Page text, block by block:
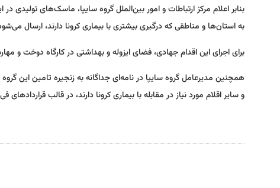
بنابر اعلام مرکز ارتباطات و امور بین‌الملل گروه سایپا، ماسک‌های
به استان‌ها و مناطقی که درگیری بیشتری با بیماری کرونا دارند، ارسال
برای اجرای این اقدام جهادی، فضای ایزوله و بهداشتی در کارگاه دوخت و
همچنین مدیرعامل گروه سایپا در نامه‌ای جداگانه به زنجیره تامین این
و سایر اقلام مورد نیاز در مقابله با بیماری کرونا دارند، در قالب